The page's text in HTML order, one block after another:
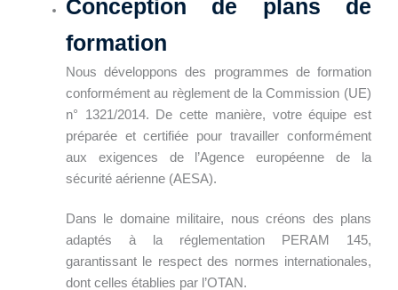
Conception de plans de
formation
Nous développons des programmes de formation
conformément au règlement de la Commission (UE)
n° 1321/2014. De cette manière, votre équipe est
préparée et certifiée pour travailler conformément
aux exigences de l’Agence européenne de la
sécurité aérienne (AESA).
Dans le domaine militaire, nous créons des plans
adaptés à la réglementation PERAM 145,
garantissant le respect des normes internationales,
dont celles établies par l’OTAN.